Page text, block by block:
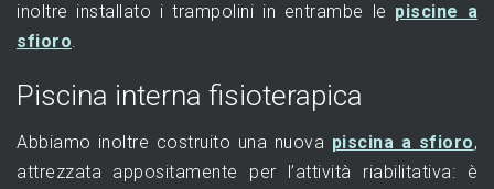
inoltre installato i trampolini in entrambe le piscine a
sfioro.
Piscina interna fisioterapica
Abbiamo inoltre costruito una nuova piscina a sfioro,
attrezzata appositamente per l’attività riabilitativa: è